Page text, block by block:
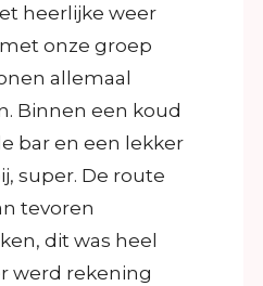
heerlijke weer
onze groep
allemaal
Binnen een koud
bar en een lekker
super. De route
tevoren
dit was heel
werd rekening